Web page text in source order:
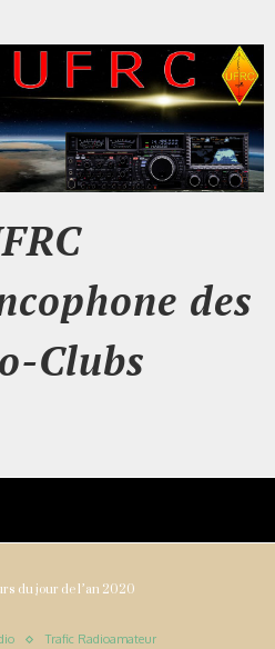
des
Clubs
du jour de l’an 2020
Trafic Radioamateur